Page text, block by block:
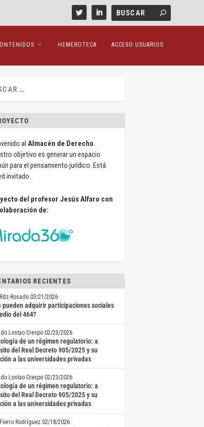
HEMEROTECA ACCESO USUARIOS
al Almacén de Derecho.
objetivo es generar un espacio
para el pensamiento jurídico. Está
invitado.
del profesor Jesús Alfaro con
de:
RECIENTES
Rosado 03/21/2026
pueden adquirir participaciones sociales
del 464?
Lostao Crespo 02/23/2026
de un régimen regulatorio: a
del Real Decreto 905/2025 y su
a las universidades privadas
Lostao Crespo 02/23/2026
de un régimen regulatorio: a
del Real Decreto 905/2025 y su
a las universidades privadas
Rodríguez 02/18/2026